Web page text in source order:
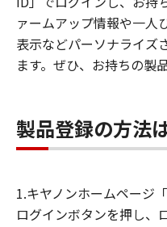
ァームアップ情報や一人
表示などパーソナライズ
ます。ぜひ、お持ちの製
製品登録の方法
1.キヤノンホームページ
ログインボタンを押し、